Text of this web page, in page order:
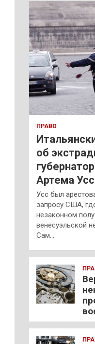
к
ПРАВО
об
Артема
Усс был
запросу США,
незаконном
венесуэльской
Сам…